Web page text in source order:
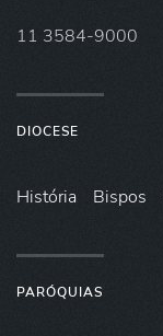
11 3584-9000
DIOCESE
História Bispos
PARÓQUIAS